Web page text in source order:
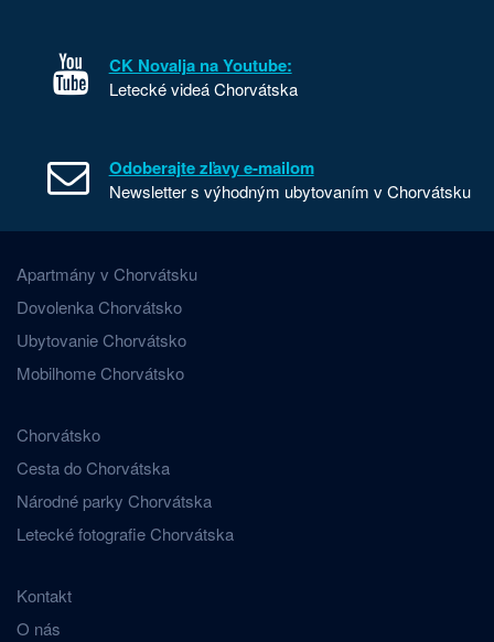
CK Novalja na Youtube:
Letecké videá Chorvátska
Odoberajte zľavy e-mailom
Newsletter s výhodným ubytovaním v Chorvátsku
Apartmány v Chorvátsku
Dovolenka Chorvátsko
Ubytovanie Chorvátsko
Mobilhome Chorvátsko
Chorvátsko
Cesta do Chorvátska
Národné parky Chorvátska
Letecké fotografie Chorvátska
Kontakt
O nás